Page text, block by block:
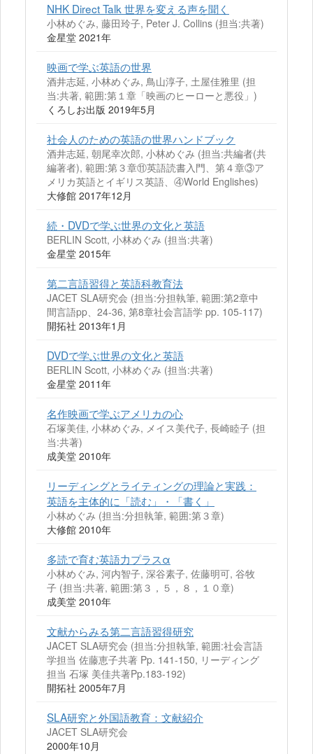
NHK Direct Talk 世界を変える声を聞く
小林めぐみ, 藤田玲子, Peter J. Collins (担当:共著)
金星堂 2021年
映画で学ぶ英語の世界
酒井志延, 小林めぐみ, 鳥山淳子, 土屋佳雅里 (担
当:共著, 範囲:第１章「映画のヒーローと悪役」)
くろしお出版 2019年5月
社会人のための英語の世界ハンドブック
酒井志延, 朝尾幸次郎, 小林めぐみ (担当:共編者(共
編著者), 範囲:第３章⑪英語読書入門、第４章③ア
メリカ英語とイギリス英語、④World Englishes)
大修館 2017年12月
続・DVDで学ぶ世界の文化と英語
BERLIN Scott, 小林めぐみ (担当:共著)
金星堂 2015年
第二言語習得と英語科教育法
JACET SLA研究会 (担当:分担執筆, 範囲:第2章中
間言語pp、24-36, 第8章社会言語学 pp. 105-117)
開拓社 2013年1月
DVDで学ぶ世界の文化と英語
BERLIN Scott, 小林めぐみ (担当:共著)
金星堂 2011年
名作映画で学ぶアメリカの心
石塚美佳, 小林めぐみ, メイス美代子, 長崎睦子 (担
当:共著)
成美堂 2010年
リーディングとライティングの理論と実践：
英語を主体的に「読む」・「書く」
小林めぐみ (担当:分担執筆, 範囲:第３章)
大修館 2010年
多読で育む英語力プラスα
小林めぐみ, 河内智子, 深谷素子, 佐藤明可, 谷牧
子 (担当:共著, 範囲:第３，５，８，１０章)
成美堂 2010年
文献からみる第二言語習得研究
JACET SLA研究会 (担当:分担執筆, 範囲:社会言語
学担当 佐藤恵子共著 Pp. 141-150, リーディング
担当 石塚 美佳共著Pp.183-192)
開拓社 2005年7月
SLA研究と外国語教育：文献紹介
JACET SLA研究会
2000年10月